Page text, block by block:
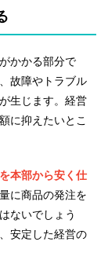
かかる部分で
故障やトラブル
生じます。経営
に抑えたいとこ
本部から安く仕
に商品の発注を
ないでしょう
安定した経営の